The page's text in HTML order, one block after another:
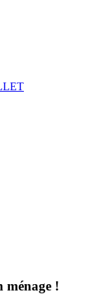
ménage !